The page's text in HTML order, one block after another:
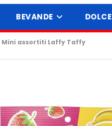
BEVANDE DOLCE
Mini assortiti Laffy Taffy